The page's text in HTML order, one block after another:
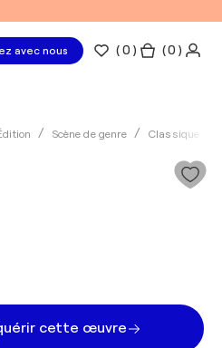
avec nous (0 ) ( 0 )
Scène de genre Classique
cette œuvre